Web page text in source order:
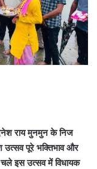
राय मुनमुन के निज
उत्सव पूरे भक्तिभाव और
इस उत्सव में विधायक